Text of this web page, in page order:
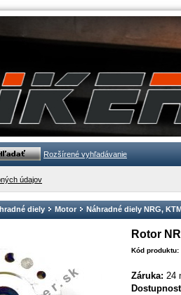
Rozšírené vyhľadávanie
údajov
diely Motor Náhradné diely NRG,
Rotor
Kód produktu:
Záruka: 24